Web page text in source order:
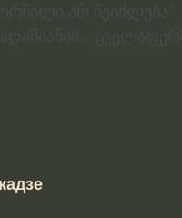
არ შეიძლება“